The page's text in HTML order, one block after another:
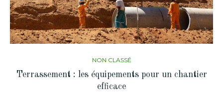
NON CLASSÉ
Terrassement : les équipements pour un chantier
efficace